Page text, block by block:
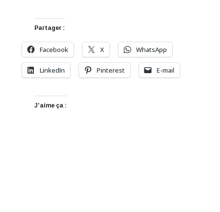
Partager :
Facebook X WhatsApp
LinkedIn Pinterest E-mail
J’aime ça :